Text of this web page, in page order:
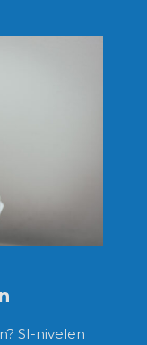
SI-nivelen